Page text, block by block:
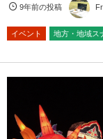
9年前の投稿
イベント 地方・地域ス